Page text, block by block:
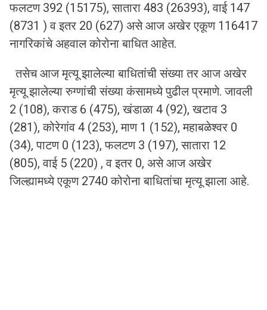
फलटण 392 (15175), सातारा 483 (26393), वाई 147
(8731 ) व इतर 20 (627) असे आज अखेर एकूण 116417
नागरिकांचे अहवाल कोरोना बाधित आहेत.
तसेच आज मृत्यू झालेल्या बाधितांची संख्या तर आज अखेर
मृत्यू झालेल्या रुग्णांची संख्या कंसामध्ये पुढील प्रमाणे. जावली
2 (108), कराड 6 (475), खंडाळा 4 (92), खटाव 3
(281), कोरेगांव 4 (253), माण 1 (152), महाबळेश्वर 0
(34), पाटण 0 (123), फलटण 3 (197), सातारा 12
(805), वाई 5 (220) , व इतर 0, असे आज अखेर
जिल्ह्यामध्ये एकूण 2740 कोरोना बाधितांचा मृत्यू झाला आहे.